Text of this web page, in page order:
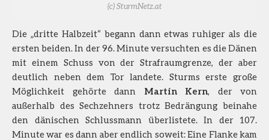
(c) SturmNetz.at
Die „dritte Halbzeit“ begann dann etwas ruhiger als die
ersten beiden. In der 96. Minute versuchten es die Dänen
mit einem Schuss von der Strafraumgrenze, der aber
deutlich neben dem Tor landete. Sturms erste große
Möglichkeit gehörte dann Martin Kern, der von
außerhalb des Sechzehners trotz Bedrängung beinahe
den dänischen Schlussmann überlistete. In der 107.
Minute war es dann aber endlich soweit: Eine Flanke kam